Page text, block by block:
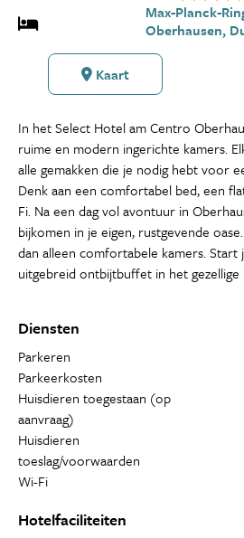
Max-Planck-
Oberhausen,
Kaart
In het Select Hotel am Centro
ruime en modern ingerichte kamers.
alle gemakken die je nodig hebt voor
Denk aan een comfortabel bed, een
Fi. Na een dag vol avontuur in
bijkomen in je eigen, rustgevende
dan alleen comfortabele kamers. Start
uitgebreid ontbijtbuffet in het gezellige
Diensten
Parkeren
Parkeerkosten
Huisdieren toegestaan (op
aanvraag)
Huisdieren
toeslag/voorwaarden
Wi-Fi
Hotelfaciliteiten